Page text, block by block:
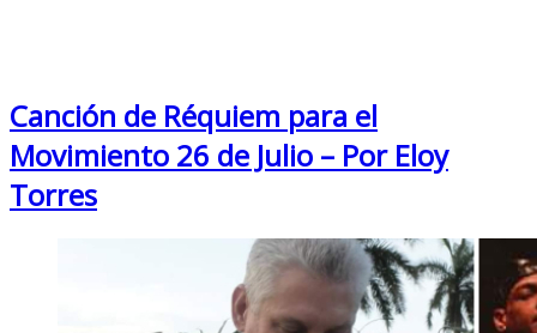
Canción de Réquiem para el
Movimiento 26 de Julio – Por Eloy
Torres